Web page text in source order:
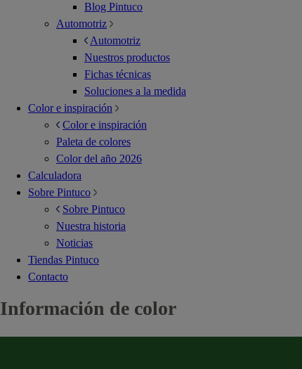
Blog Pintuco
Automotriz
Automotriz
Nuestros productos
Fichas técnicas
Soluciones a la medida
Color e inspiración
Color e inspiración
Paleta de colores
Color del año 2026
Calculadora
Sobre Pintuco
Sobre Pintuco
Nuestra historia
Noticias
Tiendas Pintuco
Contacto
Información de color